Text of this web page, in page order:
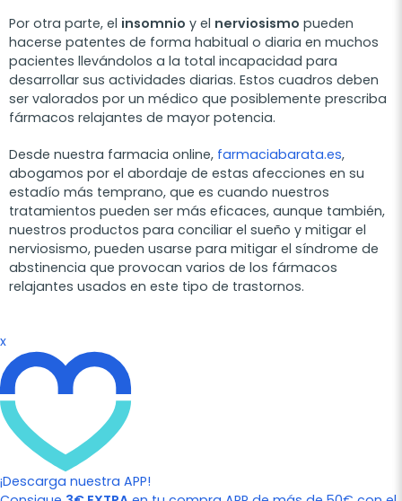
Por otra parte, el insomnio y el nerviosismo pueden
hacerse patentes de forma habitual o diaria en muchos
pacientes llevándolos a la total incapacidad para
desarrollar sus actividades diarias. Estos cuadros deben
ser valorados por un médico que posiblemente prescriba
fármacos relajantes de mayor potencia.
Desde nuestra farmacia online, farmaciabarata.es,
abogamos por el abordaje de estas afecciones en su
estadío más temprano, que es cuando nuestros
tratamientos pueden ser más eficaces, aunque también,
nuestros productos para conciliar el sueño y mitigar el
nerviosismo, pueden usarse para mitigar el síndrome de
abstinencia que provocan varios de los fármacos
relajantes usados en este tipo de trastornos.
x
¡Descarga nuestra APP!